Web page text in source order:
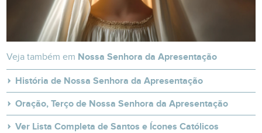
Veja também em Nossa Senhora da Apresentação
História de Nossa Senhora da Apresentação
Oração, Terço de Nossa Senhora da Apresentação
Ver Lista Completa de Santos e Ícones Católicos